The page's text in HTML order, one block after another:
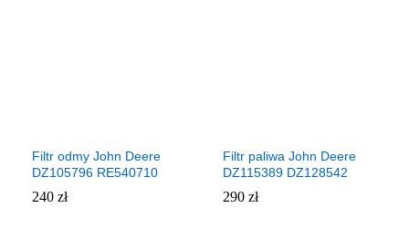
Filtr odmy John Deere
DZ105796 RE540710
240 zł
Filtr paliwa John Deere
DZ115389 DZ128542
290 zł